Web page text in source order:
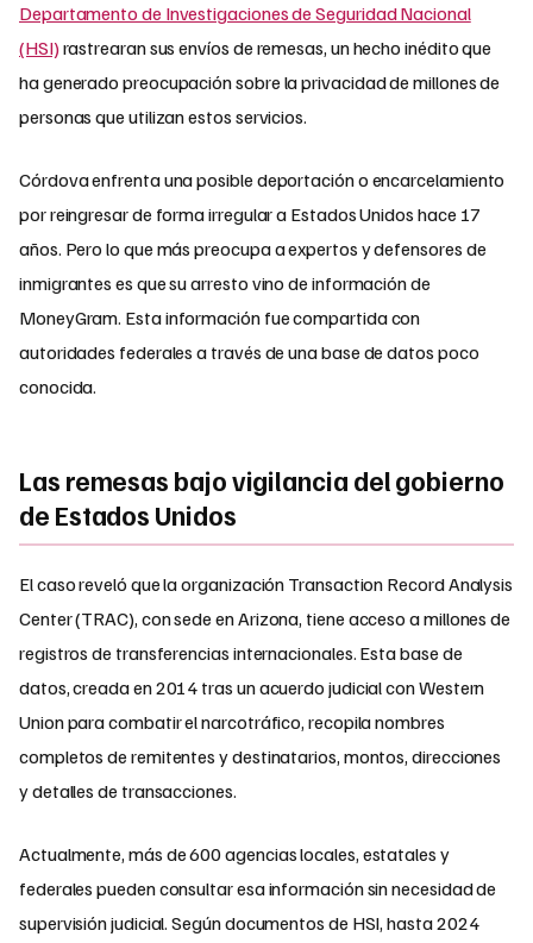
Departamento de Investigaciones de Seguridad Nacional
(HSI)rastrearan sus envíos de remesas, un hecho inédito que
ha generado preocupación sobre la privacidad de millones de
personas que utilizan estos servicios.
Córdova enfrenta una posible deportación o encarcelamiento
por reingresar de forma irregular a Estados Unidos hace 17
años. Pero lo que más preocupa a expertos y defensores de
inmigrantes es que su arresto vino de información de
MoneyGram. Esta información fue compartida con
autoridades federales a través de una base de datos poco
conocida.
Las remesas bajo vigilancia del gobierno
de Estados Unidos
El caso reveló que la organización Transaction Record Analysis
Center (TRAC), con sede en Arizona, tiene acceso a millones de
registros de transferencias internacionales. Esta base de
datos, creada en 2014 tras un acuerdo judicial con Western
Union para combatir el narcotráfico, recopila nombres
completos de remitentes y destinatarios, montos, direcciones
y detalles de transacciones.
Actualmente, más de 600 agencias locales, estatales y
federales pueden consultar esa información sin necesidad de
supervisión judicial. Según documentos de HSI, hasta 2024